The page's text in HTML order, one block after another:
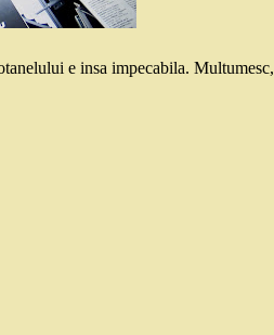
e insa impecabila. Multumesc,